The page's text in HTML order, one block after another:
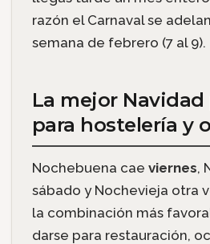
razón el Carnaval se
semana de febrero (7 al 9).
La mejor
para hostelería y
Nochebuena cae viernes,
sábado y Nochevieja otra
la combinación más
darse para restauración,